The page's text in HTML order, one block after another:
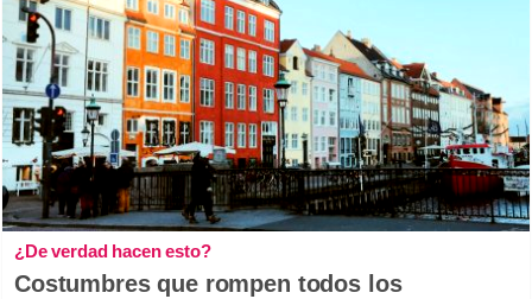
¿De verdad hacen esto?
Costumbres que rompen todos los